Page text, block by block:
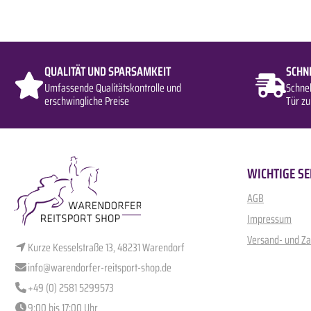
QUALITÄT UND SPARSAMKEIT
Umfassende Qualitätskontrolle und
erschwingliche Preise Tür
Kurze Kesselstraße 13, 48231 Warendorf
info@warendorfer-reitsport-shop.de
+49 (0) 2581 5299573
WICHTIGE
AGB
Impressum
Versand- und